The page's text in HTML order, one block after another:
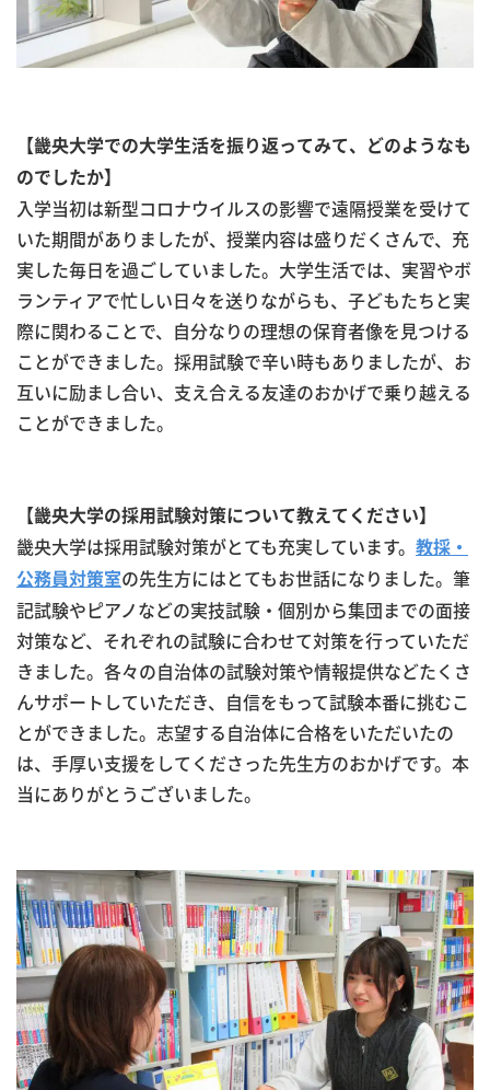
【畿央大学での大学生活を振り返ってみて、どのようなも
のでしたか】
入学当初は新型コロナウイルスの影響で遠隔授業を受けて
いた期間がありましたが、授業内容は盛りだくさんで、充
実した毎日を過ごしていました。大学生活では、実習やボ
ランティアで忙しい日々を送りながらも、子どもたちと実
際に関わることで、自分なりの理想の保育者像を見つける
ことができました。採用試験で辛い時もありましたが、お
互いに励まし合い、支え合える友達のおかげで乗り越える
ことができました。
【畿央大学の採用試験対策について教えてください】
畿央大学は採用試験対策がとても充実しています。
教採・
公務員対策室の先生方にはとてもお世話になりました。筆
記試験やピアノなどの実技試験・個別から集団までの面接
対策など、それぞれの試験に合わせて対策を行っていただ
きました。各々の自治体の試験対策や情報提供などたくさ
んサポートしていただき、自信をもって試験本番に挑むこ
とができました。志望する自治体に合格をいただいたの
は、手厚い支援をしてくださった先生方のおかげです。本
当にありがとうございました。